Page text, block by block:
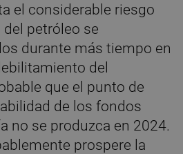
el considerable riesgo
petróleo se
durante más tiempo en
del
que el punto de
de los fondos
no se produzca en 2024.
prospere la